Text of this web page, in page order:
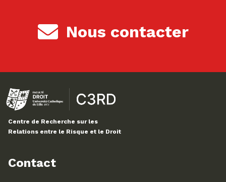
Nous contacter
Centre de Recherche sur les
Relations entre le Risque et le Droit
Contact